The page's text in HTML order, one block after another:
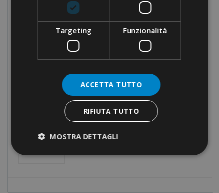
MORSETTI PER CONNESSIONI
BARRETTE DA 10 POLI
AUTOESTINGUENTI UL94-V0
TERMINALI A BUSSOLA PER
PREISOLATI · CAVO SINGOLO
Targeting Funzionalità
ACCETTA TUTTO
RIFIUTA TUTTO
MOSTRA DETTAGLI